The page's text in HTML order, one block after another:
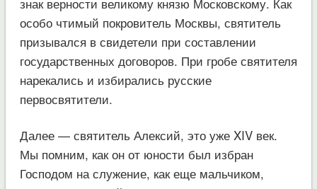
особо чтимый покровитель Москвы, святитель
призывался в свидетели при составлении
государственных договоров. При гробе святителя
нарекались и избирались русские
первосвятители.
Далее — святитель Алексий, это уже XIV век.
Мы помним, как он от юности был избран
Господом на служение, как еще мальчиком,